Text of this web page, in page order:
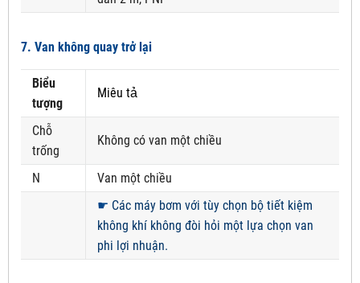
7. Van không quay trở lại
Biểu
tượng
Miêu tả
Chỗ
trống
Không có van một chiều
N
Van một chiều
☛ Các máy bơm với tùy chọn bộ tiết kiệm
không khí không đòi hỏi một lựa chọn van
phi lợi nhuận.